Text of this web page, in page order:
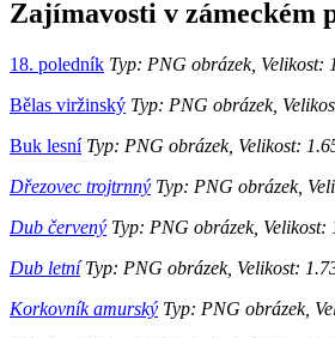
Zajímavosti v zámeckém
18. poledník Typ: PNG obrázek, Velikost:
Bělas viržinský Typ: PNG obrázek,
Buk lesníTyp: PNG obrázek, Velikost:
Dřezovec trojtrnný Typ: PNG obrázek,
Dub červený Typ: PNG obrázek, Velikost:
Dub letníTyp: PNG obrázek, Velikost:
Korkovník amurský Typ: PNG obrázek,